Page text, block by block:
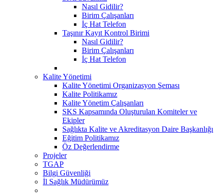
Nasıl Gidilir?
Birim Çalışanları
İç Hat Telefon
Taşınır Kayıt Kontrol Birimi
Nasıl Gidilir?
Birim Çalışanları
İç Hat Telefon
Kalite Yönetimi
Kalite Yönetimi Organizasyon Şeması
Kalite Politikamız
Kalite Yönetim Çalışanları
SKS Kapsamında Oluşturulan Komiteler ve
Ekipler
Sağlıkta Kalite ve Akreditasyon Daire Başkanlığı
Eğitim Politikamız
Öz Değerlendirme
Projeler
TGAP
Bilgi Güvenliği
İl Sağlık Müdürümüz